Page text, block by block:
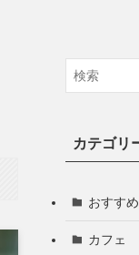
カテゴリ
おすす
カフェ